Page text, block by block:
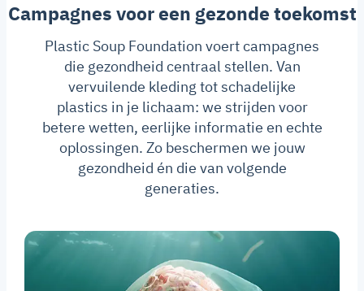
Campagnes voor een gezonde toekomst
Plastic Soup Foundation voert campagnes
die gezondheid centraal stellen. Van
vervuilende kleding tot schadelijke
plastics in je lichaam: we strijden voor
betere wetten, eerlijke informatie en echte
oplossingen. Zo beschermen we jouw
gezondheid én die van volgende
generaties.